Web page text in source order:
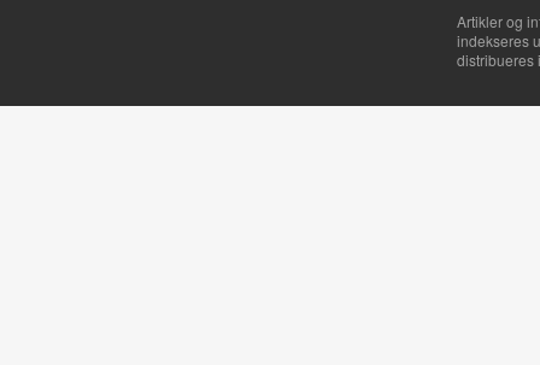
Artikler og
indekseres
distribueres